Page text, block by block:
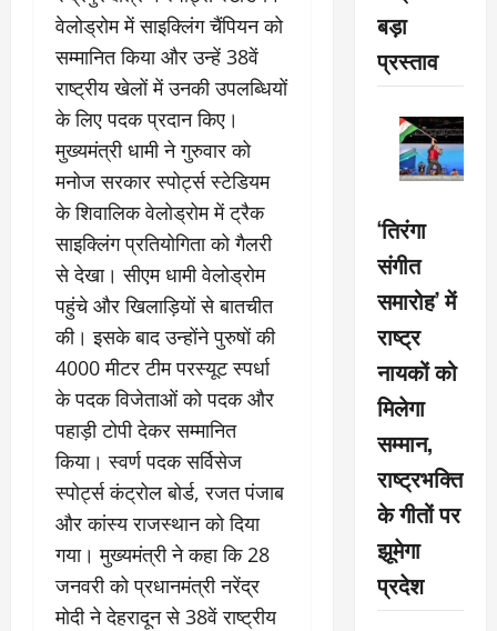
वेलोड्रोम में साइक्लिंग चैंपियन को
सम्मानित किया और उन्हें 38वें
राष्ट्रीय खेलों में उनकी उपलब्धियों
के लिए पदक प्रदान किए।
मुख्यमंत्री धामी ने गुरुवार को
मनोज सरकार स्पोर्ट्स स्टेडियम
के शिवालिक वेलोड्रोम में ट्रैक
साइक्लिंग प्रतियोगिता को गैलरी
से देखा। सीएम धामी वेलोड्रोम
पहुंचे और खिलाड़ियों से बातचीत
की। इसके बाद उन्होंने पुरुषों की
4000 मीटर टीम परस्यूट स्पर्धा
के पदक विजेताओं को पदक और
पहाड़ी टोपी देकर सम्मानित
किया। स्वर्ण पदक सर्विसेज
स्पोर्ट्स कंट्रोल बोर्ड, रजत पंजाब
और कांस्य राजस्थान को दिया
गया। मुख्यमंत्री ने कहा कि 28
जनवरी को प्रधानमंत्री नरेंद्र
मोदी ने देहरादून से 38वें राष्ट्रीय
बड़ा
प्रस्ताव
‘तिरंगा
संगीत
समारोह’ में
राष्ट्र
नायकों को
मिलेगा
सम्मान,
राष्ट्रभक्ति
के गीतों पर
झूमेगा
प्रदेश